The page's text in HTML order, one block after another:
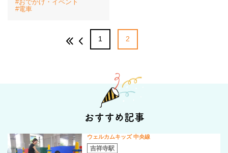
おしらせ
#おでかけ・イベント
#電車
1 2
おすすめ記事
ウェルカムキッズ 中央線
吉祥寺駅